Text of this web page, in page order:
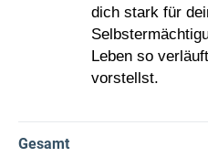
dich stark für
Leben so
vorstellst.
Gesamt